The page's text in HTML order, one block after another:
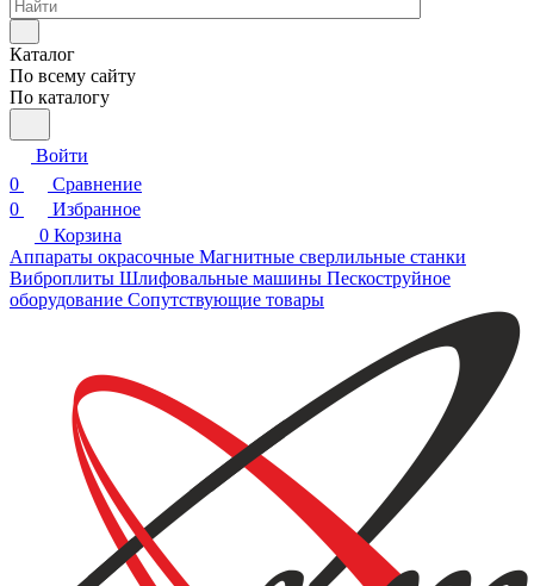
Каталог
По всему сайту
По каталогу
Войти
0
Сравнение
0
Избранное
0 Корзина
Аппараты окрасочные Магнитные сверлильные станки
Виброплиты Шлифовальные машины Пескоструйное
оборудование Сопутствующие товары